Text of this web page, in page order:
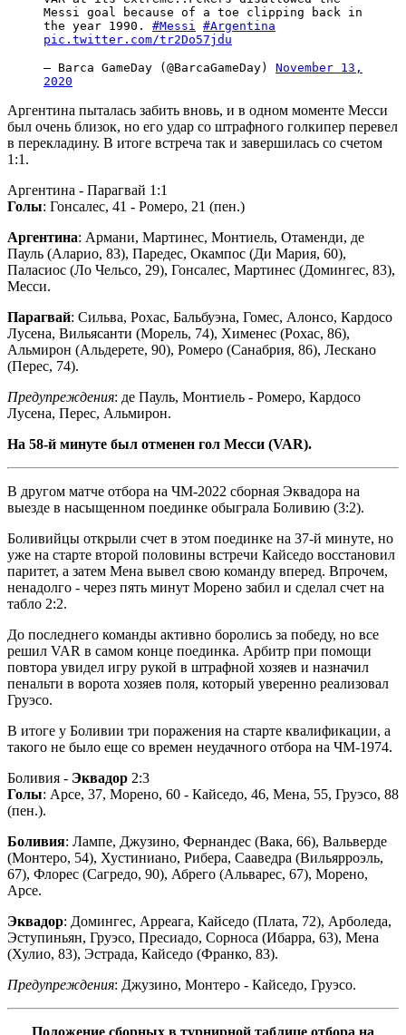
Messi goal because of a toe clipping back in
the year 1990. #Messi
#Argentina
pic.twitter.com/tr2Do57jdu
— Barca GameDay (@BarcaGameDay) November 13,
2020
Аргентина пыталась забить вновь, и в одном моменте Месси
был очень близок, но его удар со штрафного голкипер перевел
в перекладину. В итоге встреча так и завершилась со счетом
1:1.
Аргентина - Парагвай 1:1
Голы: Гонсалес, 41 - Ромеро, 21 (пен.)
Аргентина: Армани, Мартинес, Монтиель, Отаменди, де
Пауль (Аларио, 83), Паредес, Окампос (Ди Мария, 60),
Паласиос (Ло Чельсо, 29), Гонсалес, Мартинес (Домингес, 83),
Месси.
Парагвай: Сильва, Рохас, Бальбуэна, Гомес, Алонсо, Кардосо
Лусена, Вильясанти (Морель, 74), Хименес (Рохас, 86),
Альмирон (Альдерете, 90), Ромеро (Санабрия, 86), Лескано
(Перес, 74).
Предупреждения: де Пауль, Монтиель - Ромеро, Кардосо
Лусена, Перес, Альмирон.
На 58-й минуте был отменен гол Месси (VAR).
В другом матче отбора на ЧМ-2022 сборная Эквадора на
выезде в насыщенном поединке обыграла Боливию (3:2).
Боливийцы открыли счет в этом поединке на 37-й минуте, но
уже на старте второй половины встречи Кайседо восстановил
паритет, а затем Мена вывел свою команду вперед. Впрочем,
ненадолго - через пять минут Морено забил и сделал счет на
табло 2:2.
До последнего команды активно боролись за победу, но все
решил VAR в самом конце поединка. Арбитр при помощи
повтора увидел игру рукой в штрафной хозяев и назначил
пенальти в ворота хозяев поля, который уверенно реализовал
Груэсо.
В итоге у Боливии три поражения на старте квалификации, а
такого не было еще со времен неудачного отбора на ЧМ-1974.
Боливия - Эквадор 2:3
Голы: Арсе, 37, Морено, 60 - Кайседо, 46, Мена, 55, Груэсо, 88
(пен.).
Боливия: Лампе, Джузино, Фернандес (Вака, 66), Вальверде
(Монтеро, 54), Хустиниано, Рибера, Сааведра (Вильярроэль,
67), Флорес (Сагредо, 90), Абрего (Альварес, 67), Морено,
Арсе.
Эквадор: Домингес, Арреага, Кайседо (Плата, 72), Арболеда,
Эступиньян, Груэсо, Пресиадо, Сорноса (Ибарра, 63), Мена
(Хулио, 83), Эстрада, Кайседо (Франко, 83).
Предупреждения: Джузино, Монтеро - Кайседо, Груэсо.
Положение сборных в турнирной таблице отбора на